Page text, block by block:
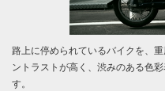
路上に停められているバイクを、
ントラストが高く、渋みのある色
す。